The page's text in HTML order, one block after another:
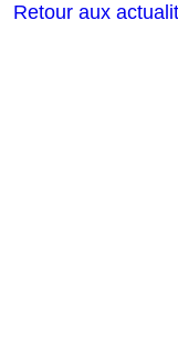
Retour aux